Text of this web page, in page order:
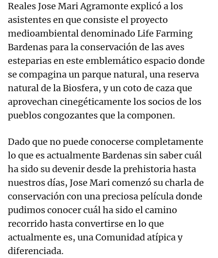
Reales Jose Mari Agramonte explicó a los
asistentes en que consiste el proyecto
medioambiental denominado Life Farming
Bardenas para la conservación de las aves
esteparias en este emblemático espacio donde
se compagina un parque natural, una reserva
natural de la Biosfera, y un coto de caza que
aprovechan cinegéticamente los socios de los
pueblos congozantes que la componen.
Dado que no puede conocerse completamente
lo que es actualmente Bardenas sin saber cuál
ha sido su devenir desde la prehistoria hasta
nuestros días, Jose Mari comenzó su charla de
conservación con una preciosa película donde
pudimos conocer cuál ha sido el camino
recorrido hasta convertirse en lo que
actualmente es, una Comunidad atípica y
diferenciada.